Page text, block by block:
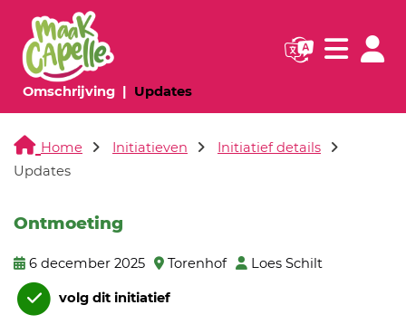
Omschrijving(huidige pagina)
Updates(huidige pagina)
Navigatie
Home Initiatieven
Initiatief details
Updates
Ontmoeting
6 december 2025 Torenhof Loes Schilt
volg dit initiatief